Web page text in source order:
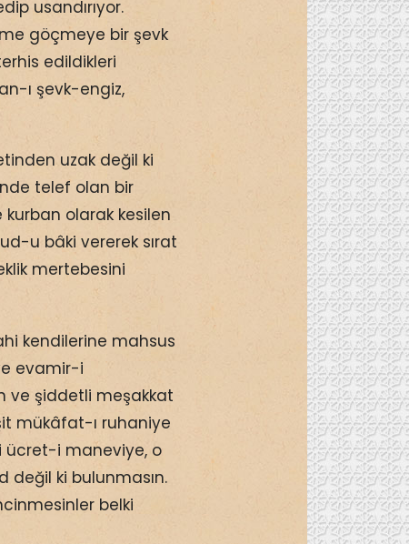
usandırıyor.
göçmeye bir şevk
edildikleri
ı şevk-engiz,
uzak değil ki
telef olan bir
olarak kesilen
u bâki vererek sırat
mertebesini
kendilerine mahsus
evamir-i
ve şiddetli meşakkat
mükâfat-ı ruhaniye
ücret-i maneviye, o
ki bulunmasın.
belki